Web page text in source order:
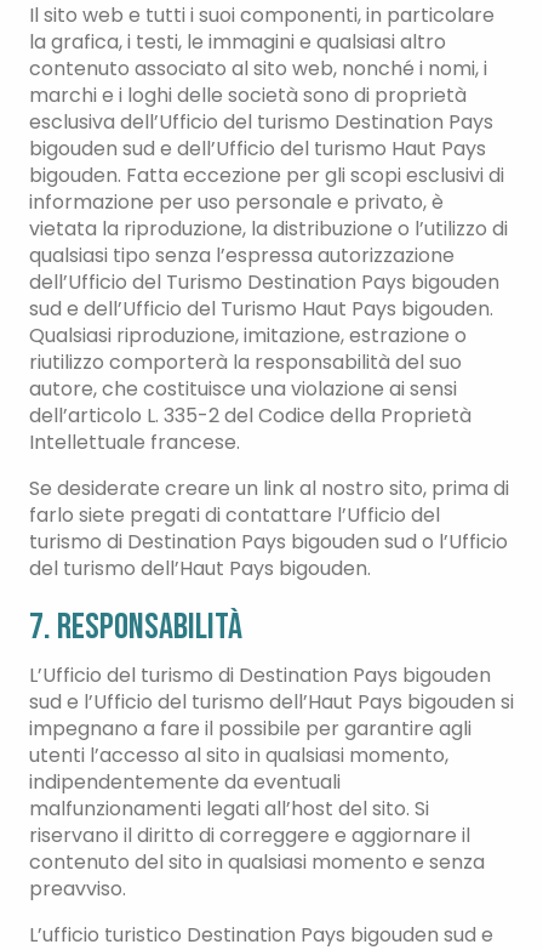
Il sito web e tutti i suoi componenti, in particolare
la grafica, i testi, le immagini e qualsiasi altro
contenuto associato al sito web, nonché i nomi, i
marchi e i loghi delle società sono di proprietà
esclusiva dell’Ufficio del turismo Destination Pays
bigouden sud e dell’Ufficio del turismo Haut Pays
bigouden. Fatta eccezione per gli scopi esclusivi di
informazione per uso personale e privato, è
vietata la riproduzione, la distribuzione o l’utilizzo di
qualsiasi tipo senza l’espressa autorizzazione
dell’Ufficio del Turismo Destination Pays bigouden
sud e dell’Ufficio del Turismo Haut Pays bigouden.
Qualsiasi riproduzione, imitazione, estrazione o
riutilizzo comporterà la responsabilità del suo
autore, che costituisce una violazione ai sensi
dell’articolo L. 335-2 del Codice della Proprietà
Intellettuale francese.
Se desiderate creare un link al nostro sito, prima di
farlo siete pregati di contattare l’Ufficio del
turismo di Destination Pays bigouden sud o l’Ufficio
del turismo dell’Haut Pays bigouden.
7. Responsabilità
L’Ufficio del turismo di Destination Pays bigouden
sud e l’Ufficio del turismo dell’Haut Pays bigouden si
impegnano a fare il possibile per garantire agli
utenti l’accesso al sito in qualsiasi momento,
indipendentemente da eventuali
malfunzionamenti legati all’host del sito. Si
riservano il diritto di correggere e aggiornare il
contenuto del sito in qualsiasi momento e senza
preavviso.
L’ufficio turistico Destination Pays bigouden sud e